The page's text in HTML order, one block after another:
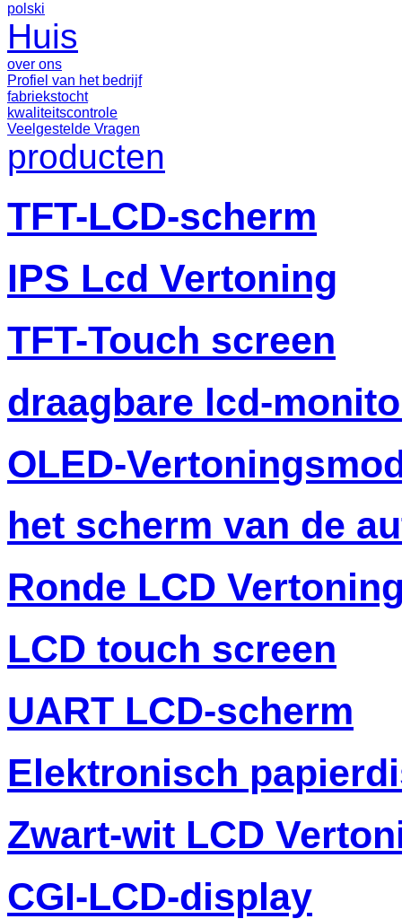
polski
Huis
over ons
Profiel van het bedrijf
fabriekstocht
kwaliteitscontrole
Veelgestelde Vragen
producten
TFT-LCD-scherm
IPS Lcd Vertoning
TFT-Touch screen
draagbare lcd-
OLED-
het scherm van de
Ronde LCD
LCD touch screen
UART LCD-scherm
Elektronisch
Zwart-wit LCD
CGI-LCD-display